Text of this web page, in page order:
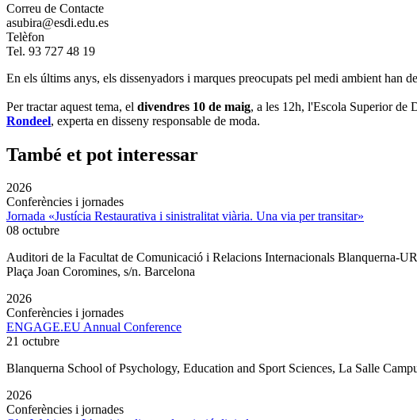
Correu de Contacte
asubira@esdi.edu.es
Telèfon
Tel. 93 727 48 19
En els últims anys, els dissenyadors i marques preocupats pel medi ambient han
Per tractar aquest tema, el divendres 10 de maig, a les 12h, l'Escola Superior de
Rondeel, experta en disseny responsable de moda.
També et pot interessar
2026
Conferències i jornades
Jornada «Justícia Restaurativa i sinistralitat viària. Una via per transitar»
08 octubre
Auditori de la Facultat de Comunicació i Relacions Internacionals Blanquerna-
Plaça Joan Coromines, s/n. Barcelona
2026
Conferències i jornades
ENGAGE.EU Annual Conference
21 octubre
Blanquerna School of Psychology, Education and Sport Sciences, La Salle
2026
Conferències i jornades